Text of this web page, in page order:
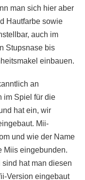
man sich hier aber
Hautfarbe sowie
auch im
Stupsnase bis
einbauen.
an
im Spiel für die
hat ein, wir
Mii-
und wie der Name
Miis eingebunden.
hat man diesen
Version eingebaut